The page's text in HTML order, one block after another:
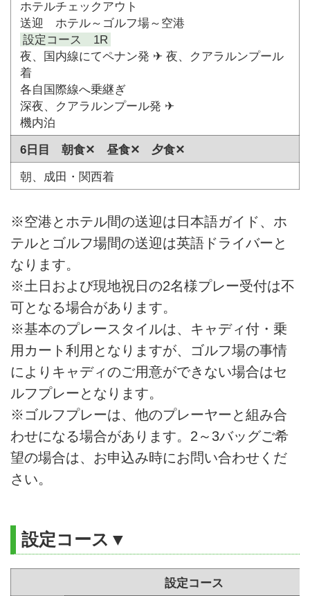
ホテルチェックアウト
送迎 ホテル～ゴルフ場～空港
設定コース 1R
夜、国内線にてペナン発 ✈ 夜、クアラルンプール
着
各自国際線へ乗継ぎ
深夜、クアラルンプール発 ✈
機内泊
6日目 朝食✕ 昼食✕ 夕食✕
朝、成田・関西着
※空港とホテル間の送迎は日本語ガイド、ホ
テルとゴルフ場間の送迎は英語ドライバーと
なります。
※土日および現地祝日の2名様プレー受付は不
可となる場合があります。
※基本のプレースタイルは、キャディ付・乗
用カート利用となりますが、ゴルフ場の事情
によりキャディのご用意ができない場合はセ
ルフプレーとなります。
※ゴルフプレーは、他のプレーヤーと組み合
わせになる場合があります。2～3バッグご希
望の場合は、お申込み時にお問い合わせくだ
さい。
設定コース▼
設定コース